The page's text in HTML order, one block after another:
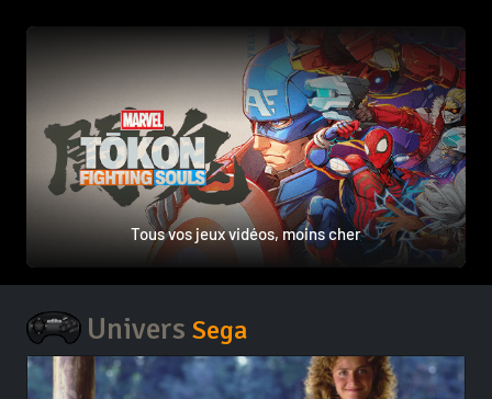
Tous vos jeux vidéos, moins cher
Univers Sega